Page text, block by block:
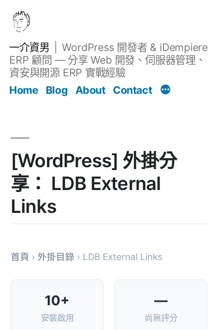
一介資男
WordPress 開發者 & iDempiere
ERP 顧問 — 分享 Web 開發、伺服器管理、
資安與開源 ERP 實戰經驗
Home
Blog About Contact
[WordPress] 外掛分
享： LDB External
Links
首頁 › 外掛目錄 › LDB External Links
10+
安裝啟用
—
尚無評分
文章 Filter